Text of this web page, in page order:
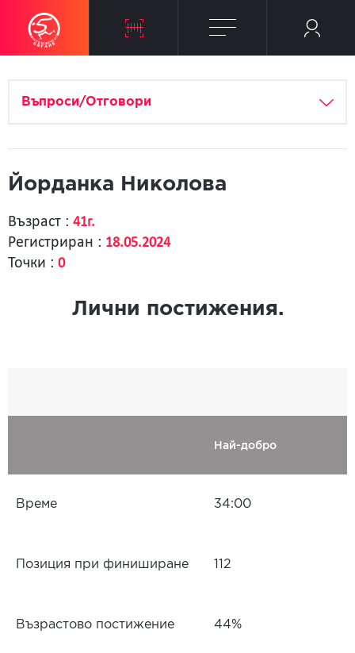
Въпроси/Отговори
Йорданка Николова
Възраст : 41г.
Регистриран : 18.05.2024
Точки : 0
Лични постижения.
Най-добро
Време 34:00
Позиция при финиширане 112
Възрастово постижение 44%